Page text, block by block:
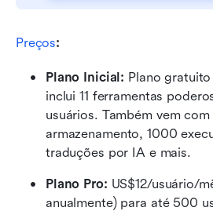
Preços:
Plano Inicial: Plano
inclui 11 ferramentas
usuários. Também vem
armazenamento, 1000
traduções por IA e mais.
Plano Pro: US$12/usuário/
anualmente) para até 500